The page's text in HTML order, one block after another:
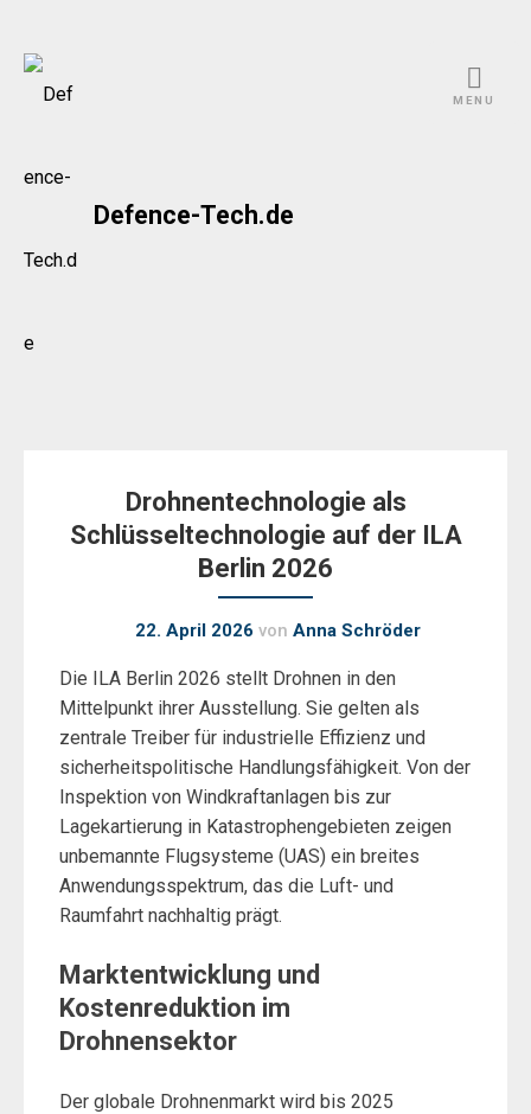
Skip
Defence-Tech.de
MENU
Drohnentechnologie als
Schlüsseltechnologie auf der ILA
Berlin 2026
22. April 2026 von Anna Schröder
Die ILA Berlin 2026 stellt Drohnen in den
Mittelpunkt ihrer Ausstellung. Sie gelten als
zentrale Treiber für industrielle Effizienz und
sicherheitspolitische Handlungsfähigkeit. Von der
Inspektion von Windkraftanlagen bis zur
Lagekartierung in Katastrophengebieten zeigen
unbemannte Flugsysteme (UAS) ein breites
Anwendungsspektrum, das die Luft- und
Raumfahrt nachhaltig prägt.
Marktentwicklung und
Kostenreduktion im
Drohnensektor
Der globale Drohnenmarkt wird bis 2025